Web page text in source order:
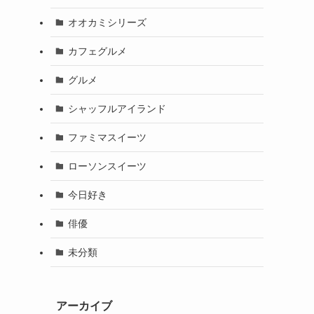
オオカミシリーズ
カフェグルメ
グルメ
シャッフルアイランド
ファミマスイーツ
ローソンスイーツ
今日好き
俳優
未分類
アーカイブ